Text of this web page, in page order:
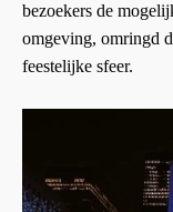
bezoekers de
omgeving, omringd
feestelijke sfeer.